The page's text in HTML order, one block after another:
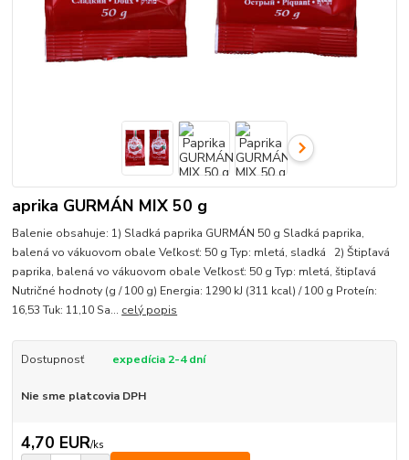
aprika GURMÁN MIX 50 g
Balenie obsahuje: 1) Sladká paprika GURMÁN 50 g Sladká paprika,
balená vo vákuovom obale Veľkosť: 50 g Typ: mletá, sladká 2) Štipľavá
paprika, balená vo vákuovom obale Veľkosť: 50 g Typ: mletá, štipľavá
Nutričné hodnoty (g / 100 g) Energia: 1290 kJ (311 kcal) / 100 g Proteín:
16,53 Tuk: 11,10 Sa... celý popis
Dostupnosť expedícia 2-4 dní
Nie sme platcovia DPH
4,70 EUR/ks